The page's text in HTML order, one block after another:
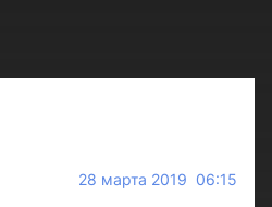
28 марта 2019 06:15